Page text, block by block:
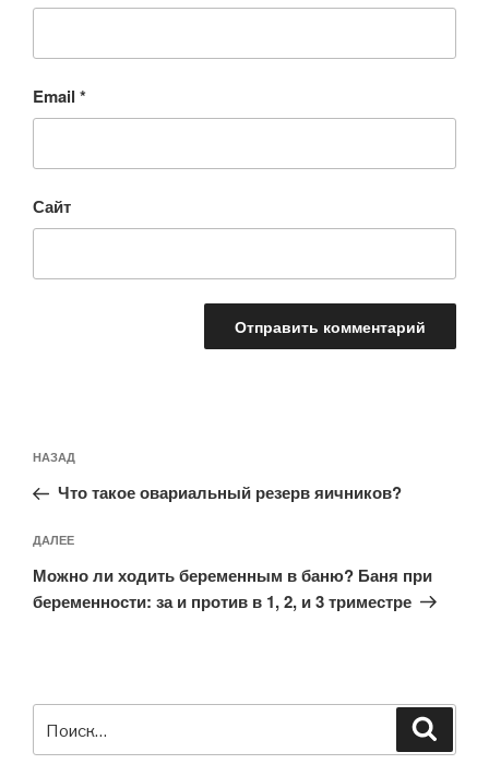
Email *
Сайт
по
записям
Предыдущая
запись:
НАЗАД
Что такое овариальный резерв яичников?
Следующая
запись
ДАЛЕЕ
Можно ли ходить беременным в баню? Баня при
беременности: за и против в 1, 2, и 3 триместре